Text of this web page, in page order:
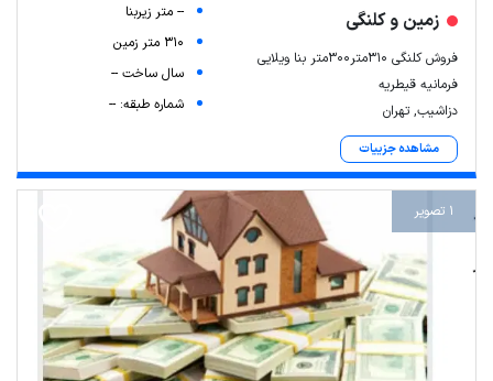
زمین و کلنگی
فروش کلنگی ۳۱۰متر۳۰۰متر بنا ویلایی
فرمانیه قیطریه
دزاشیب, تهران
مشاهده جزییات
-- متر زیربنا
310 متر زمین
سال ساخت --
شماره طبقه: --
1 تصویر